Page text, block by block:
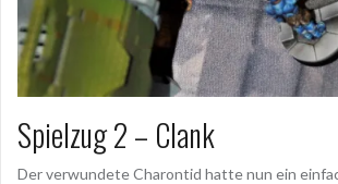
Spielzug 2 – Clank
Der verwundete Charontid hatte nun ein